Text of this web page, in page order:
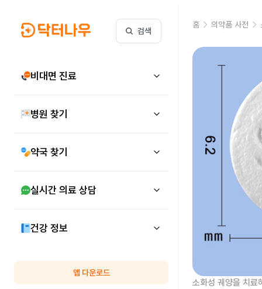
검색
비대면 진료
병원 찾기
약국 찾기
실시간 의료 상담
건강 정보
앱 다운로드
홈 의약품 사전
소화성 궤양을 치료